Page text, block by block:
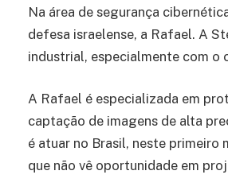
Na área de segurança
defesa israelense, a Rafael. A
industrial, especialmente com o
A Rafael é especializada em
captação de imagens de alta
é atuar no Brasil, neste primeiro
que não vê oportunidade em